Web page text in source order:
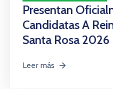
Presentan
Candidatas A
Santa Rosa 2026
Leer más